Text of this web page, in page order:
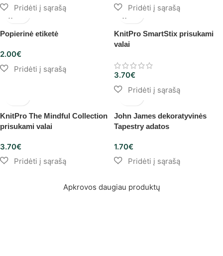
Popierinė etiketė
2.00€
KnitPro SmartStix prisukami
valai
3.70€
KnitPro The Mindful Collection
prisukami valai
3.70€
John James dekoratyvinės
Tapestry adatos
1.70€
Apkrovos daugiau produktų